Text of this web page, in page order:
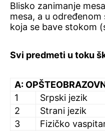
Blisko zanimanje
mesa, a u određenom
koja se bave stokom
Svi predmeti u toku
A:
1
Srpski jezik
2
Strani jezik
3
Fizičko